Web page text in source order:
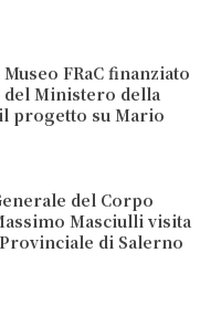
FRaC finanziato
del Ministero della
progetto su Mario
del Corpo
Masciulli visita
di Salerno